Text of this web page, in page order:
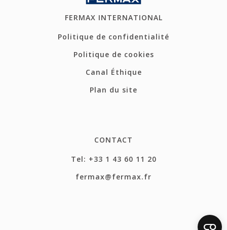
FERMAX INTERNATIONAL
Politique de confidentialité
Politique de cookies
Canal Éthique
Plan du site
CONTACT
Tel: +33 1 43 60 11 20
fermax@fermax.fr